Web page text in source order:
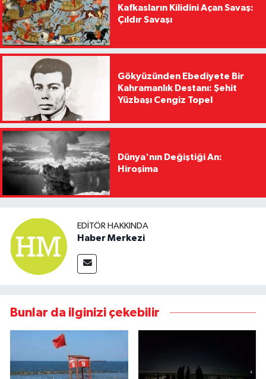
Kafkasların Kilidini Açan Savaş:
Çıldır Savaşı
Gökyüzünden Ebediyete Bir
Kahramanlık Destanı: Şehit
Yüzbaşı Cengiz Topel
Dünya'nın Değiştiği An:
Hiroşima
EDITÖR HAKKINDA
Haber Merkezi
Bunlar da ilginizi çekebilir